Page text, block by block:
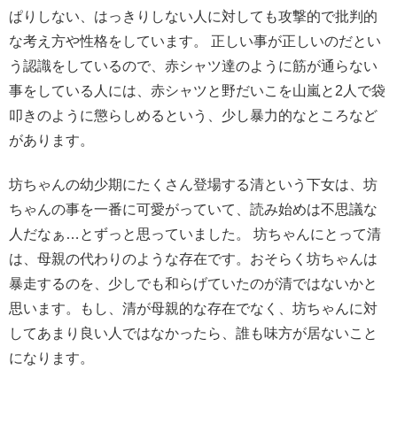
ぱりしない、はっきりしない人に対しても攻撃的で批判的
な考え方や性格をしています。 正しい事が正しいのだとい
う認識をしているので、赤シャツ達のように筋が通らない
事をしている人には、赤シャツと野だいこを山嵐と2人で袋
叩きのように懲らしめるという、少し暴力的なところなど
があります。
坊ちゃんの幼少期にたくさん登場する清という下女は、坊
ちゃんの事を一番に可愛がっていて、読み始めは不思議な
人だなぁ…とずっと思っていました。 坊ちゃんにとって清
は、母親の代わりのような存在です。おそらく坊ちゃんは
暴走するのを、少しでも和らげていたのが清ではないかと
思います。もし、清が母親的な存在でなく、坊ちゃんに対
してあまり良い人ではなかったら、誰も味方が居ないこと
になります。